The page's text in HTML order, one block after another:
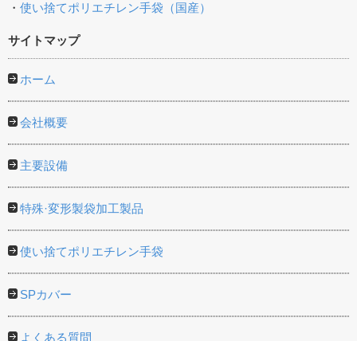
・ 使い捨てポリエチレン手袋（国産）
サイトマップ
ホーム
会社概要
主要設備
特殊·変形製袋加工製品
使い捨てポリエチレン手袋
SPカバー
よくある質問